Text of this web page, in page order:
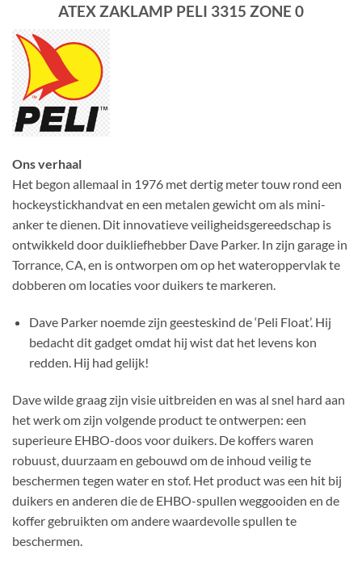
ATEX ZAKLAMP PELI 3315 ZONE 0
Ons verhaal
Het begon allemaal in 1976 met dertig meter touw rond een
hockeystickhandvat en een metalen gewicht om als mini-
anker te dienen. Dit innovatieve veiligheidsgereedschap is
ontwikkeld door duikliefhebber Dave Parker. In zijn garage in
Torrance, CA, en is ontworpen om op het wateroppervlak te
dobberen om locaties voor duikers te markeren.
Dave Parker noemde zijn geesteskind de ‘Peli Float’. Hij
bedacht dit gadget omdat hij wist dat het levens kon
redden. Hij had gelijk!
Dave wilde graag zijn visie uitbreiden en was al snel hard aan
het werk om zijn volgende product te ontwerpen: een
superieure EHBO-doos voor duikers. De koffers waren
robuust, duurzaam en gebouwd om de inhoud veilig te
beschermen tegen water en stof. Het product was een hit bij
duikers en anderen die de EHBO-spullen weggooiden en de
koffer gebruikten om andere waardevolle spullen te
beschermen.